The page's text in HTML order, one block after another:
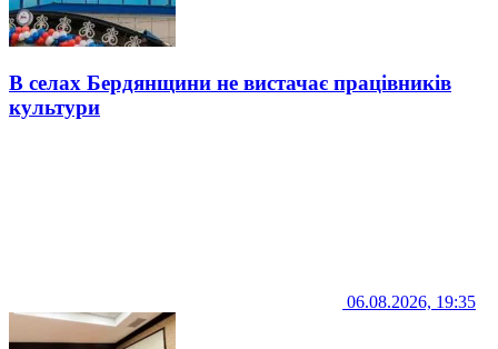
В селах Бердянщини не вистачає працівників
культури
06.08.2026, 19:35